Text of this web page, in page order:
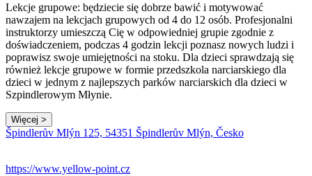
Lekcje grupowe: będziecie się dobrze bawić i motywować
nawzajem na lekcjach grupowych od 4 do 12 osób. Profesjonalni
instruktorzy umieszczą Cię w odpowiedniej grupie zgodnie z
doświadczeniem, podczas 4 godzin lekcji poznasz nowych ludzi i
poprawisz swoje umiejętności na stoku. Dla dzieci sprawdzają się
również lekcje grupowe w formie przedszkola narciarskiego dla
dzieci w jednym z najlepszych parków narciarskich dla dzieci w
Szpindlerowym Młynie.
Więcej >
−
Špindlerův Mlýn 125, 54351 Špindlerův Mlýn, Česko
https://www.yellow-point.cz